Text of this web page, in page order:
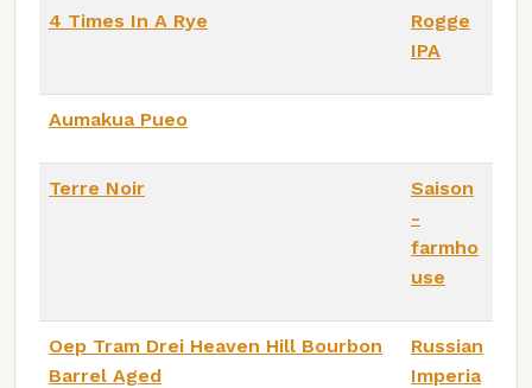
4 Times In A Rye
Rogge
IPA
Aumakua Pueo
Terre Noir
Saison
-
farmho
use
Oep Tram Drei Heaven Hill Bourbon
Barrel Aged
Russian
Imperia